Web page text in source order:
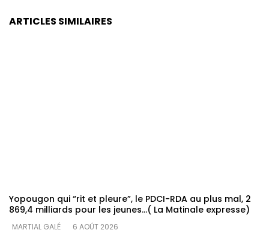
ARTICLES SIMILAIRES
Yopougon qui “rit et pleure”, le PDCI-RDA au plus mal, 2
869,4 milliards pour les jeunes…( La Matinale expresse)
MARTIAL GALÉ
6 AOÛT 2026